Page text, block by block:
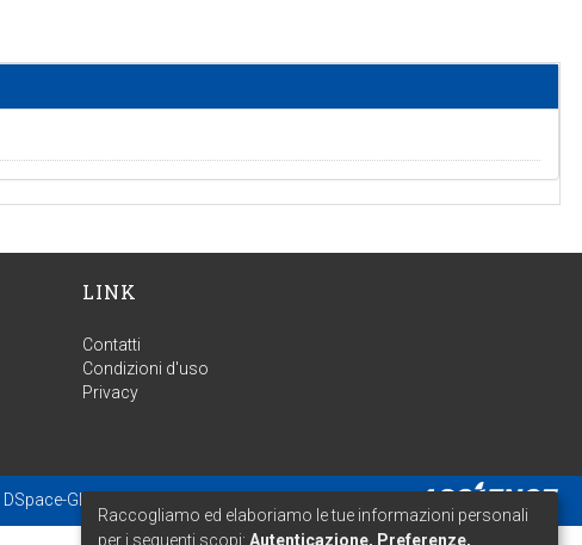
LINK
Contatti
Condizioni d'uso
Privacy
DSpace-GLAM
Raccogliamo ed elaboriamo le tue informazioni personali
per i seguenti scopi: Autenticazione, Preferenze,